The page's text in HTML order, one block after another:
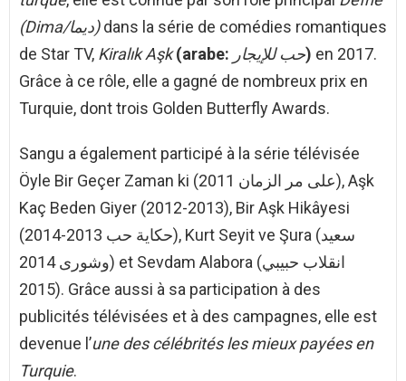
(Dima/ديما)dans la série de comédies romantiques
de Star TV, Kiralık Aşk(arabe: حب للإيجار) en 2017.
Grâce à ce rôle, elle a gagné de nombreux prix en
Turquie, dont trois Golden Butterfly Awards.
Sangu a également participé à la série télévisée
Öyle Bir Geçer Zaman ki (على مر الزمان 2011), Aşk
Kaç Beden Giyer (2012-2013), Bir Aşk Hikâyesi
(حكاية حب 2013-2014), Kurt Seyit ve Şura (سعيد
وشورى 2014) et Sevdam Alabora (انقلاب حبيبي
2015). Grâce aussi à sa participation à des
publicités télévisées et à des campagnes, elle est
devenue l’une des célébrités les mieux payées en
Turquie.